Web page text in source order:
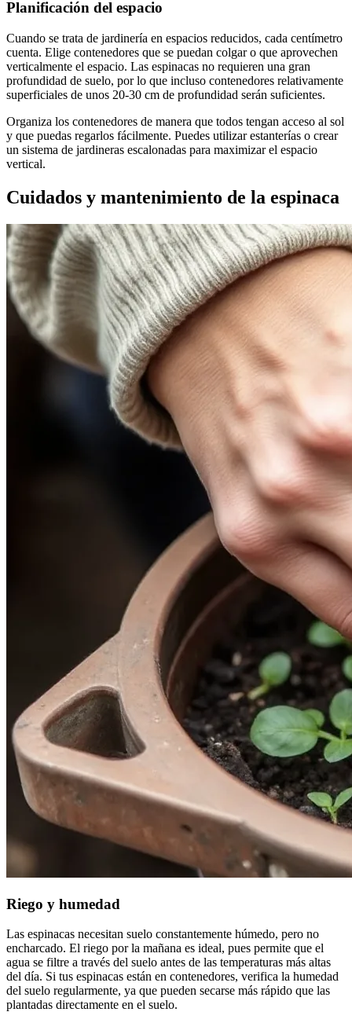
Planificación del espacio
Cuando se trata de jardinería en espacios reducidos, cada centímetro
cuenta. Elige contenedores que se puedan colgar o que aprovechen
verticalmente el espacio. Las espinacas no requieren una gran
profundidad de suelo, por lo que incluso contenedores relativamente
superficiales de unos 20-30 cm de profundidad serán suficientes.
Organiza los contenedores de manera que todos tengan acceso al sol
y que puedas regarlos fácilmente. Puedes utilizar estanterías o crear
un sistema de jardineras escalonadas para maximizar el espacio
vertical.
Cuidados y mantenimiento de la espinaca
Riego y humedad
Las espinacas necesitan suelo constantemente húmedo, pero no
encharcado. El riego por la mañana es ideal, pues permite que el
agua se filtre a través del suelo antes de las temperaturas más altas
del día. Si tus espinacas están en contenedores, verifica la humedad
del suelo regularmente, ya que pueden secarse más rápido que las
plantadas directamente en el suelo.